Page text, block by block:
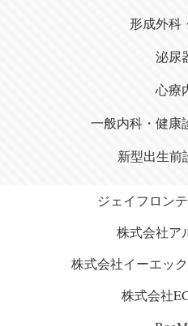
形成外科
泌尿
心療
一般内科・健康
新型出生前
ジェイフロン
株式会社ア
株式会社イーエッ
株式会社